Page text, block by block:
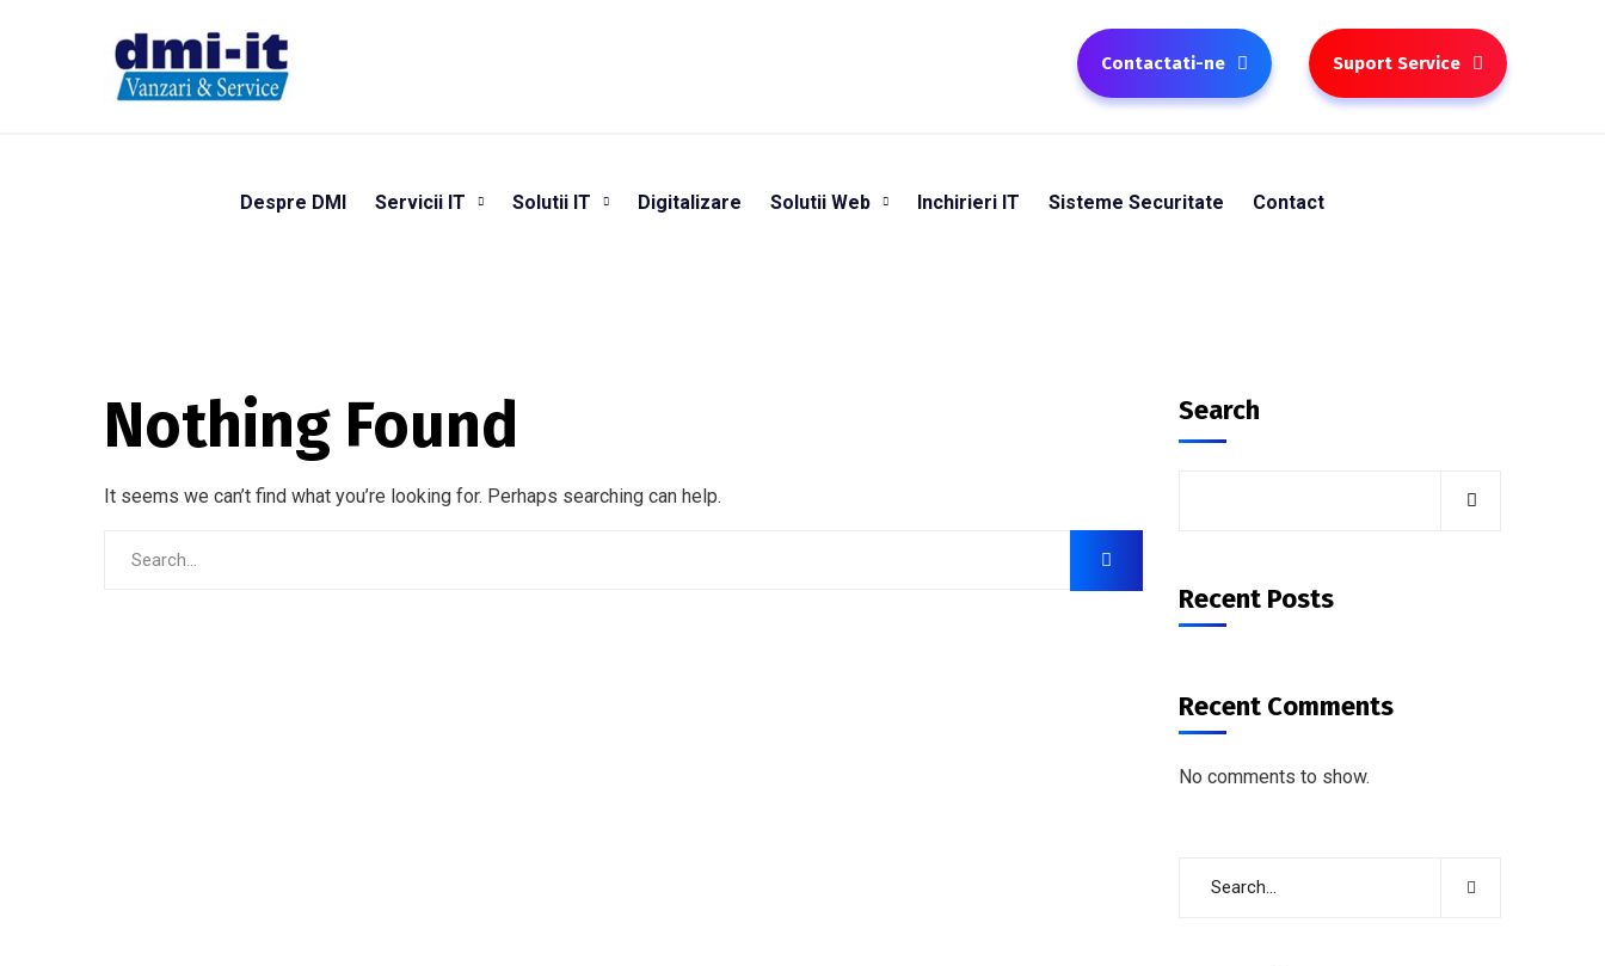
Contactati-ne Suport Service
Despre DMI Servicii IT Solutii IT Digitalizare Solutii Web Inchirieri IT Sisteme Securitate Contact
Nothing Found
It seems we can’t find what you’re looking for. Perhaps searching can help.
Search
Recent Posts
Recent Comments
No comments to show.